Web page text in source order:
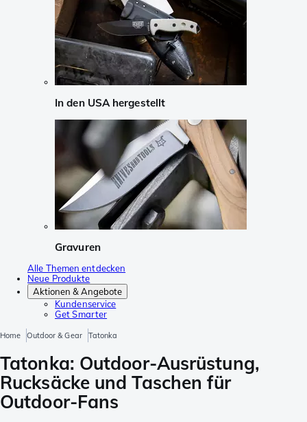
In den USA hergestellt
Gravuren
Alle Themen entdecken
Neue Produkte
Aktionen & Angebote
Kundenservice
Get Smarter
Home Outdoor & Gear Tatonka
Tatonka: Outdoor-Ausrüstung,
Rucksäcke und Taschen für
Outdoor-Fans